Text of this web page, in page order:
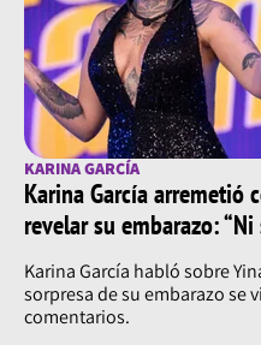
KARINA GARCÍA
Karina García arremetió
revelar su embarazo:
Karina García habló sobre
sorpresa de su embarazo se
comentarios.